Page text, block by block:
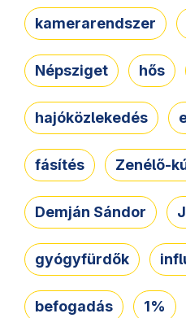
kamerarendszer
Népsziget hős
hajóközlekedés
fásítés Zenélő-
Demján Sándor
gyógyfürdők
befogadás 1%